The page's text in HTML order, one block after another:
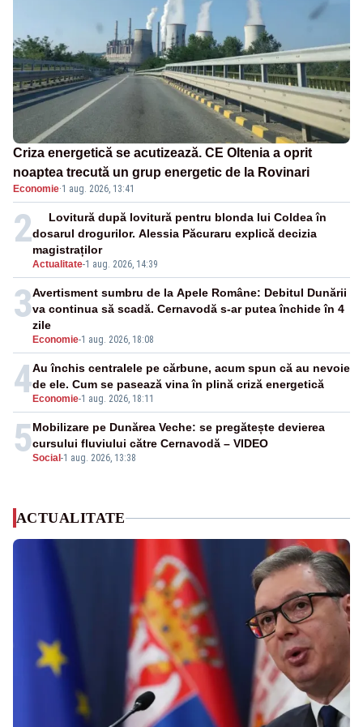
Criza energetică se acutizează. CE Oltenia a oprit
noaptea trecută un grup energetic de la Rovinari
Economie·1 aug. 2026, 13:41
2
Actualitate-1 aug. 2026, 14:39
Lovitură după lovitură pentru blonda lui Coldea în
dosarul drogurilor. Alessia Păcuraru explică decizia
magistraților
3
Economie-1 aug. 2026, 18:08
Avertisment sumbru de la Apele Române: Debitul Dunării
va continua să scadă. Cernavodă s-ar putea închide în 4
zile
4 Economie-1 aug. 2026, 18:11
Au închis centralele pe cărbune, acum spun că au nevoie
de ele. Cum se pasează vina în plină criză energetică
5Social -1 aug. 2026, 13:38
Mobilizare pe Dunărea Veche: se pregătește devierea
cursului fluviului către Cernavodă – VIDEO
ACTUALITATE